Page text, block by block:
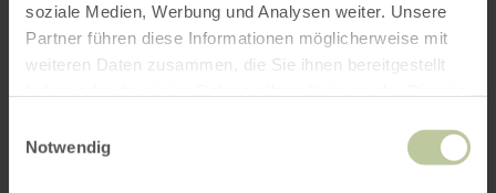
soziale Medien, Werbung und Analysen weiter. Unsere
Partner führen diese Informationen möglicherweise mit
weiteren Daten zusammen, die Sie ihnen bereitgestellt
Notwendig
Impressionen